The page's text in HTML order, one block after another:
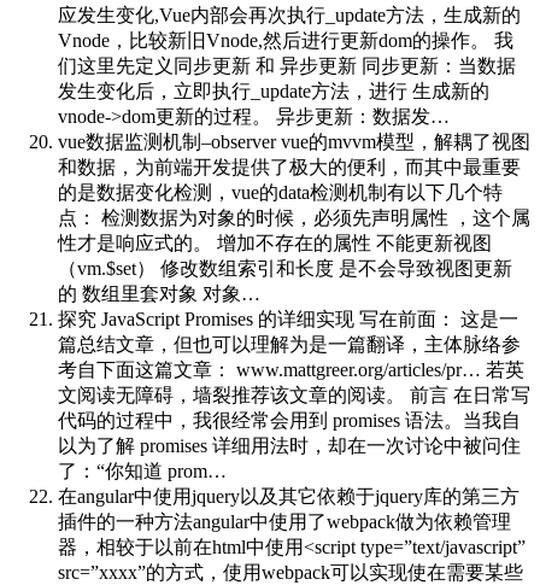
应发生变化,Vue内部会再次执行_update方法，生成新的
Vnode，比较新旧Vnode,然后进行更新dom的操作。 我
们这里先定义同步更新 和 异步更新 同步更新：当数据
发生变化后，立即执行_update方法，进行 生成新的
vnode->dom更新的过程。 异步更新：数据发…
vue数据监测机制–observervue的mvvm模型，解耦了视图
和数据，为前端开发提供了极大的便利，而其中最重要
的是数据变化检测，vue的data检测机制有以下几个特
点： 检测数据为对象的时候，必须先声明属性 ，这个属
性才是响应式的。 增加不存在的属性 不能更新视图
（vm.$set） 修改数组索引和长度 是不会导致视图更新
的 数组里套对象 对象…
探究 JavaScript Promises 的详细实现 写在前面： 这是一
篇总结文章，但也可以理解为是一篇翻译，主体脉络参
考自下面这篇文章： www.mattgreer.org/articles/pr… 若英
文阅读无障碍，墙裂推荐该文章的阅读。 前言 在日常写
代码的过程中，我很经常会用到 promises 语法。当我自
以为了解 promises 详细用法时，却在一次讨论中被问住
了：“你知道 prom…
在angular中使用jquery以及其它依赖于jquery库的第三方
插件的一种方法angular中使用了webpack做为依赖管理
器，相较于以前在html中使用<script type=”text/javascript”
src=”xxxx”的方式，使用webpack可以实现使在需要某些